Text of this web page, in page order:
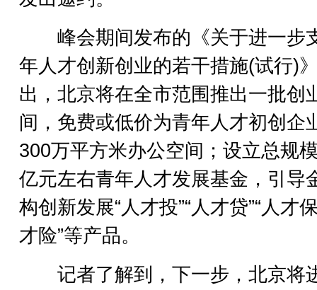
峰会期间发布的《关于进一步
年人才创新创业的若干措施(试行)
出，北京将在全市范围推出一批创
间，免费或低价为青年人才初创企
300万平方米办公空间；设立总规
亿元左右青年人才发展基金，引导
构创新发展“人才投”“人才贷”“人才
才险”等产品。
记者了解到，下一步，北京将